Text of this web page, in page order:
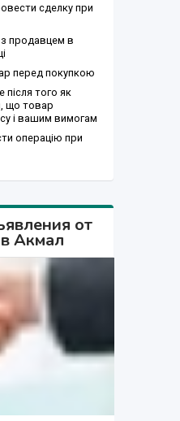
сделку при
продавцем в
перед покупкою
після того як
що товар
і вашим вимогам
операцію при
от
Акмал
Договорная
Договорная
300 $
Договорная
777 сўм
Договорная
300 $
Договорная
Договорная